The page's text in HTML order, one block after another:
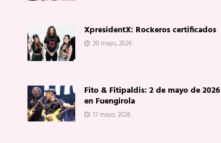
XpresidentX: Rockeros certificados
20 mayo, 2026
Fito & Fitipaldis: 2 de mayo de 2026
en Fuengirola
17 mayo, 2026